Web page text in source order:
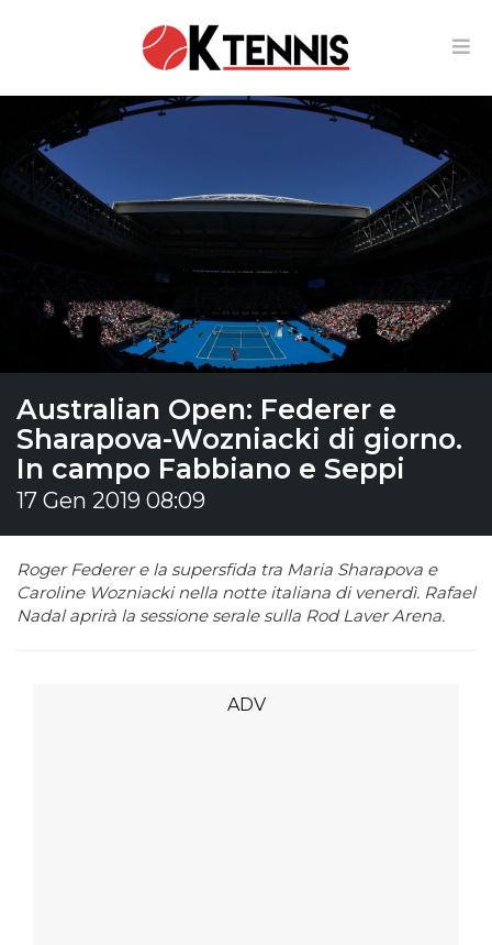
Australian Open: Federer e
Sharapova-Wozniacki di giorno.
In campo Fabbiano e Seppi
17 Gen 2019 08:09
Roger Federer e la supersfida tra Maria Sharapova e
Caroline Wozniacki nella notte italiana di venerdì. Rafael
Nadal aprirà la sessione serale sulla Rod Laver Arena.